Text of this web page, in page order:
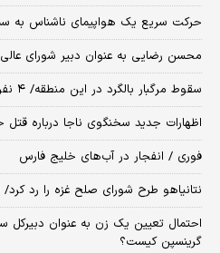
حرکت سریع یک هواپیمای ناشناس به
محسن رضایی به عنوان دبیر شورای
سقوط مرگبار بالگرد در این منطقه/ ۴ نفر جان باختند
اظهارات جدید سخنگوی ناجا درباره
فوری / انفجار در آب‌های خلیج فارس
نتانیاهو طرح شورای صلح غزه را رد
احتمال تعیین یک زن به عنوان دبیرکل
گرینسپن کیست؟